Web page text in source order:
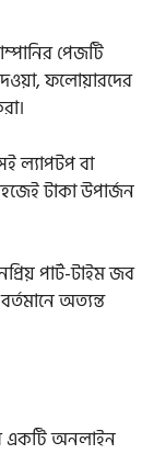
পেজটি
ফলোয়ারদের
ল্যাপটপ বা
টাকা উপার্জন
পার্ট-টাইম জব
অত্যন্ত
একটি অনলাইন